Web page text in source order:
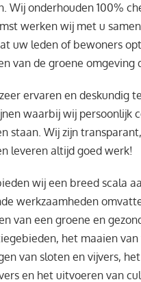
Wij onderhouden 100%
werken wij met u
uw leden of bewoners
van de groene omgeving
ervaren en deskundig
waarbij wij persoonlijk
staan. Wij zijn
leveren altijd goed werk!
wij een breed scala
werkzaamheden
van een groene en
het maaien
van sloten en vijvers, het
en het uitvoeren van